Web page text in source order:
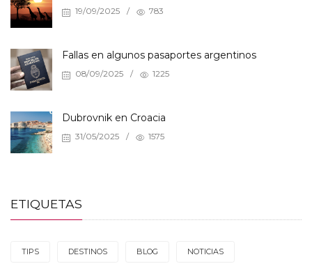
19/09/2025 / 783
Fallas en algunos pasaportes argentinos
08/09/2025 / 1225
Dubrovnik en Croacia
31/05/2025 / 1575
ETIQUETAS
TIPS DESTINOS BLOG NOTICIAS